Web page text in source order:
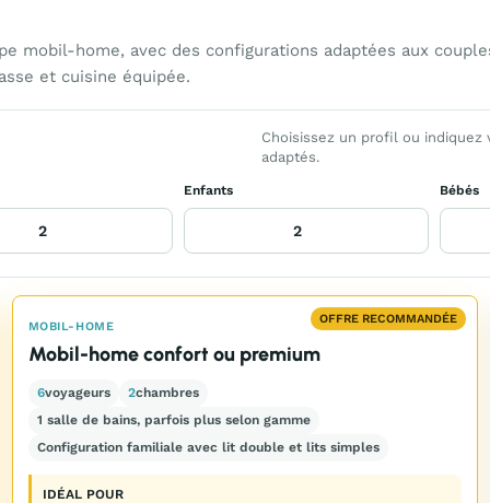
mobil-home, avec des configurations adaptées aux
et cuisine équipée.
Choisissez un profil ou
adaptés.
Enfants Bébés
OFFRE RECOMMANDÉE
MOBIL-HOME
Mobil-home confort ou premium
6voyageurs 2chambres
1 salle de bains, parfois plus selon gamme
Configuration familiale avec lit double et lits simples
IDÉAL POUR